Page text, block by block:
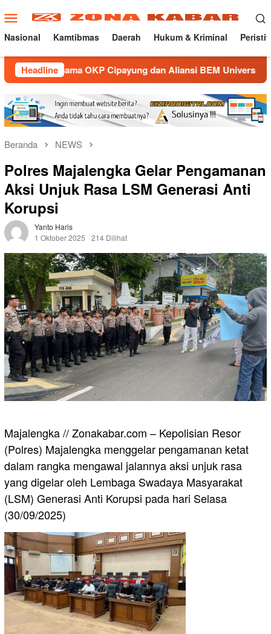
ke
konten
Menu
Mobile
Nasional Kamtibmas Daerah Hukum & Kriminal
Headline
OKP Cipayung dan Aliansi BEM Universitas Majalengka
Beranda NEWS
Polres Majalengka Gelar Pengamanan
Aksi Unjuk Rasa LSM Generasi Anti
Korupsi
Yanto Haris
1 Oktober 2025
214 Dilihat
Majalengka // Zonakabar.com – Kepolisian Resor
(Polres) Majalengka menggelar pengamanan ketat
dalam rangka mengawal jalannya aksi unjuk rasa
yang digelar oleh Lembaga Swadaya Masyarakat
(LSM) Generasi Anti Korupsi pada hari Selasa
(30/09/2025)